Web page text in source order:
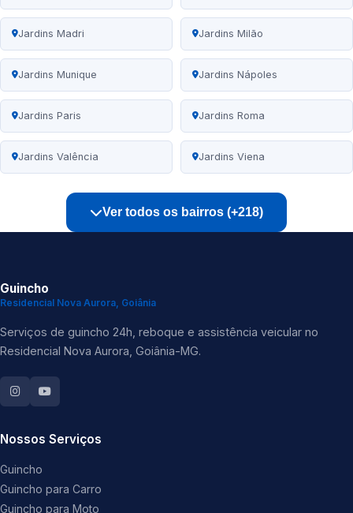
Jardins Madri Jardins Milão
Jardins Munique Jardins Nápoles
Jardins Paris Jardins Roma
Jardins Valência Jardins Viena
Ver todos os bairros (+218)
Guincho
Residencial Nova Aurora, Goiânia
Serviços de guincho 24h, reboque e assistência veicular no
Residencial Nova Aurora, Goiânia-MG.
Nossos Serviços
Guincho
Guincho para Carro
Guincho para Moto